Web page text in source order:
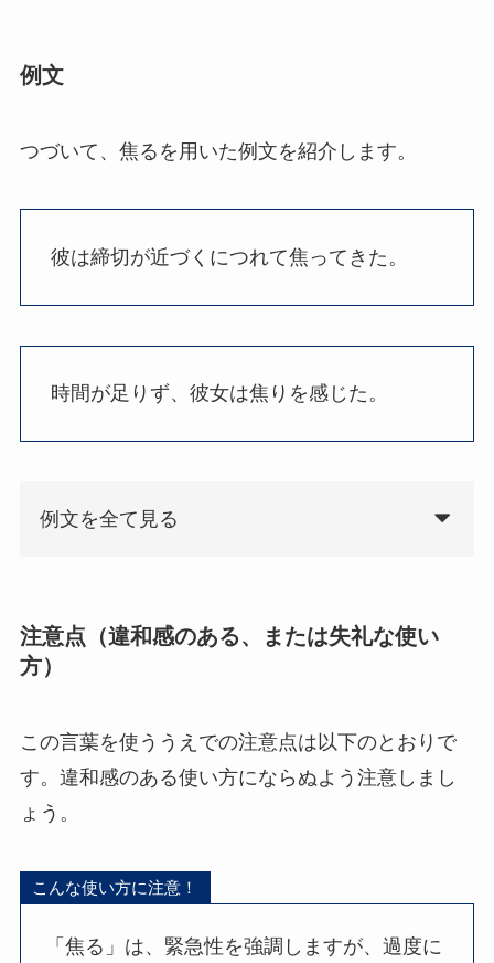
例文
つづいて、焦るを用いた例文を紹介します。
彼は締切が近づくにつれて焦ってきた。
時間が足りず、彼女は焦りを感じた。
例文を全て見る
注意点（違和感のある、または失礼な使い
方）
この言葉を使ううえでの注意点は以下のとおりで
す。違和感のある使い方にならぬよう注意しまし
ょう。
こんな使い方に注意！
「焦る」は、緊急性を強調しますが、過度に